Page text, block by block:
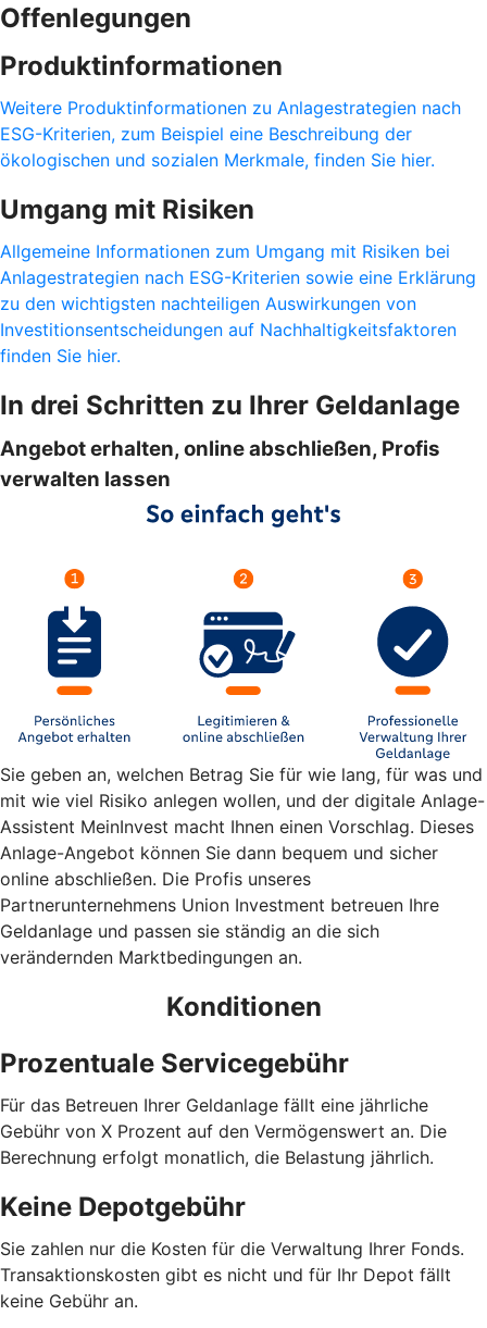
Offenlegungen
Produktinformationen
Weitere Produktinformationen zu Anlagestrategien nach
ESG-Kriterien, zum Beispiel eine Beschreibung der
ökologischen und sozialen Merkmale, finden Sie hier.
Umgang mit Risiken
Allgemeine Informationen zum Umgang mit Risiken bei
Anlagestrategien nach ESG-Kriterien sowie eine Erklärung
zu den wichtigsten nachteiligen Auswirkungen von
Investitionsentscheidungen auf Nachhaltigkeitsfaktoren
finden Sie hier.
In drei Schritten zu Ihrer Geldanlage
Angebot erhalten, online abschließen, Profis
verwalten lassen
Sie geben an, welchen Betrag Sie für wie lang, für was und
mit wie viel Risiko anlegen wollen, und der digitale Anlage-
Assistent MeinInvest macht Ihnen einen Vorschlag. Dieses
Anlage-Angebot können Sie dann bequem und sicher
online abschließen. Die Profis unseres
Partnerunternehmens Union Investment betreuen Ihre
Geldanlage und passen sie ständig an die sich
verändernden Marktbedingungen an.
Konditionen
Prozentuale Servicegebühr
Für das Betreuen Ihrer Geldanlage fällt eine jährliche
Gebühr von X Prozent auf den Vermögenswert an. Die
Berechnung erfolgt monatlich, die Belastung jährlich.
Keine Depotgebühr
Sie zahlen nur die Kosten für die Verwaltung Ihrer Fonds.
Trans­aktions­kosten gibt es nicht und für Ihr Depot fällt
keine Gebühr an.